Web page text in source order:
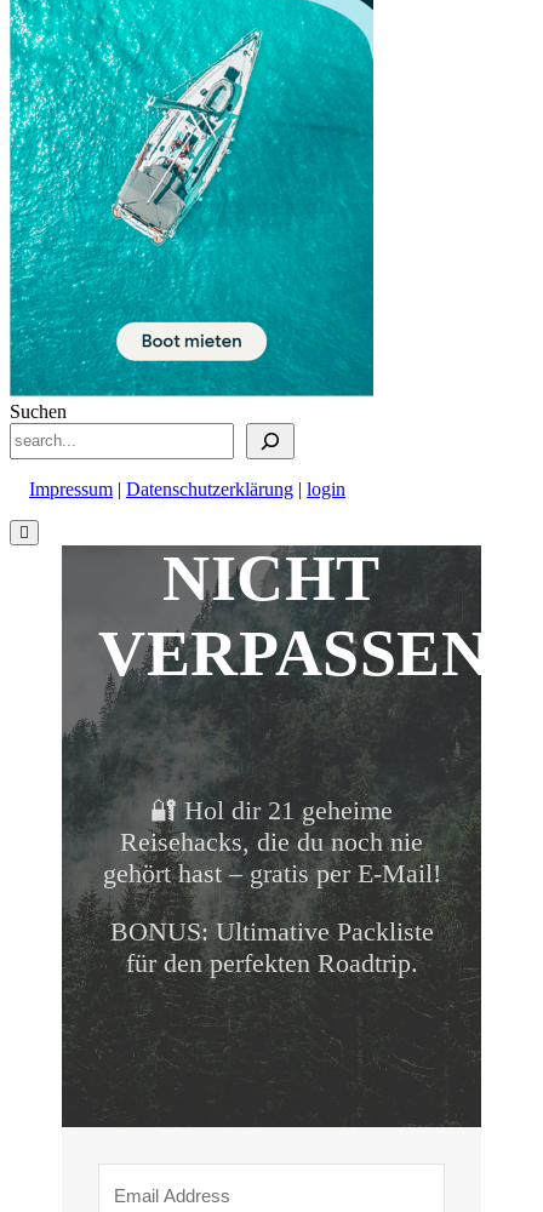
Suchen
Impressum | Datenschutzerklärung | login
Nach
oben
NICHT
VERPASSEN!
🔐 Hol dir 21 geheime
Reisehacks, die du noch nie
gehört hast – gratis per E-Mail!
BONUS: Ultimative Packliste
für den perfekten Roadtrip.